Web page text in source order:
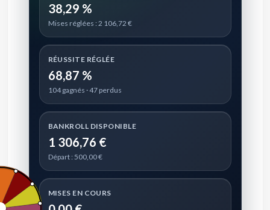
38,29 %
Mises réglées : 2 106,72 €
RÉUSSITE RÉGLÉE
68,87 %
104 gagnés · 47 perdus
BANKROLL DISPONIBLE
1 306,76 €
Départ : 500,00 €
MISES EN COURS